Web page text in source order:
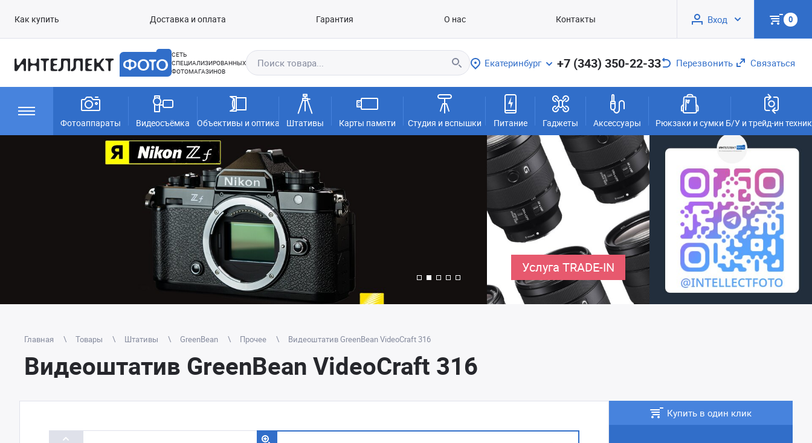
Как купить Доставка и оплата Гарантия О нас Контакты Вход 0
СЕТЬ
СПЕЦИАЛИЗИРОВАННЫХ
ФОТОМАГАЗИНОВ
Екатеринбург +7 (343) 350-22-33 Перезвонить Связаться
Фотоаппараты Видеосъёмка Объективы и оптика Штативы Карты памяти Студия и вспышки Питание Гаджеты Аксессуары Рюкзаки и сумки Б/У и трейд-ин
Услуга TRADE-IN
Главная Товары Штативы GreenBean Прочее Видеоштатив GreenBean VideoCraft 316
Видеоштатив GreenBean VideoCraft 316
Купить в один клик